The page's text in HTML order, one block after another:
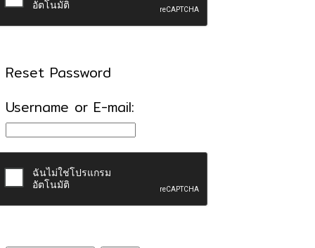
Reset Password
Username or E-mail: